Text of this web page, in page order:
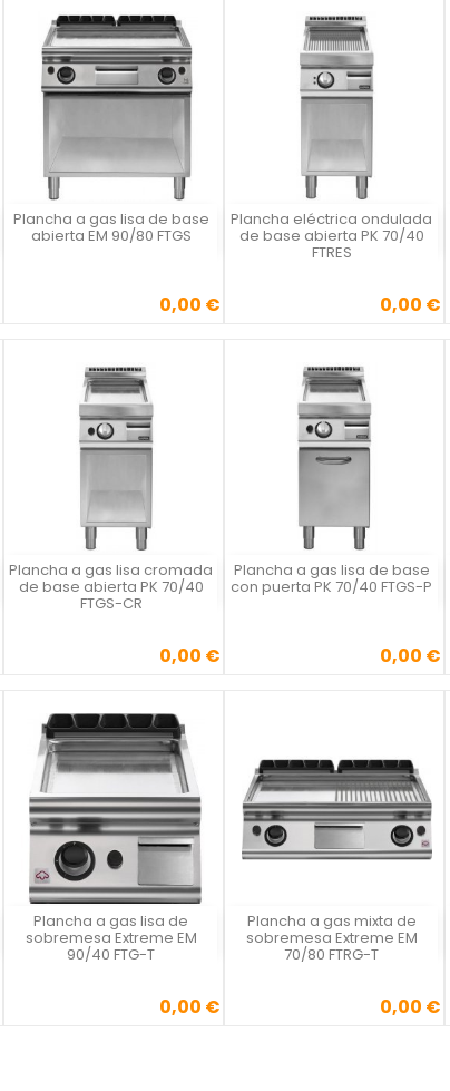
Plancha a gas lisa de base
abierta EM 90/80 FTGS
Precio0,00 €

Vista rápida Plancha eléctrica ondulada
de base abierta PK 70/40
FTRES
Precio0,00 €

Vista rápida
Plancha a gas lisa cromada
de base abierta PK 70/40
FTGS-CR
Precio0,00 €

Vista rápida Plancha a gas lisa de base
con puerta PK 70/40 FTGS-P
Precio0,00 €

Vista rápida
Plancha a gas lisa de
sobremesa Extreme EM
90/40 FTG-T
Precio0,00 €

Vista rápida Plancha a gas mixta de
sobremesa Extreme EM
70/80 FTRG-T
Precio0,00 €

Vista rápida